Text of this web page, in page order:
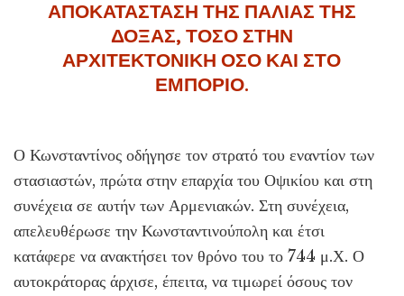
ΑΠΟΚΑΤΑΣΤΑΣΗ ΤΗΣ ΠΑΛΙΑΣ ΤΗΣ
ΔΟΞΑΣ, ΤΟΣΟ ΣΤΗΝ
ΑΡΧΙΤΕΚΤΟΝΙΚΗ ΟΣΟ ΚΑΙ ΣΤΟ
ΕΜΠΟΡΙΟ.
Ο Κωνσταντίνος οδήγησε τον στρατό του εναντίον των
στασιαστών, πρώτα στην επαρχία του Οψικίου και στη
συνέχεια σε αυτήν των Αρμενιακών. Στη συνέχεια,
απελευθέρωσε την Κωνσταντινούπολη και έτσι
κατάφερε να ανακτήσει τον θρόνο του το 744 μ.Χ. Ο
αυτοκράτορας άρχισε, έπειτα, να τιμωρεί όσους τον